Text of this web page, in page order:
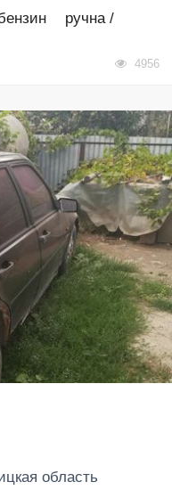
ручна /
4956
область